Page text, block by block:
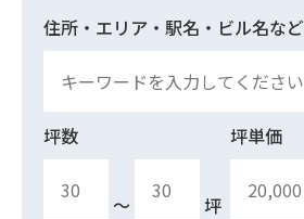
住所・エリア・駅名・ビル名など
坪数
〜 坪
坪単価